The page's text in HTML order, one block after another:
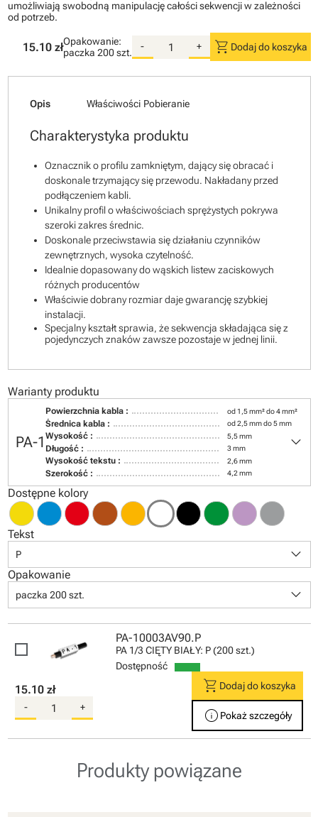
umożliwiają swobodną manipulację całości sekwencji w zależności
od potrzeb.
15.10 złOpakowanie:
paczka 200 szt.
- + shopping_cart Dodaj do koszyka
Opis Właściwości Pobieranie
Charakterystyka produktu
Oznacznik o profilu zamkniętym, dający się obracać i
doskonale trzymający się przewodu. Nakładany przed
podłączeniem kabli.
Unikalny profil o właściwościach sprężystych pokrywa
szeroki zakres średnic.
Doskonale przeciwstawia się działaniu czynników
zewnętrznych, wysoka czytelność.
Idealnie dopasowany do wąskich listew zaciskowych
różnych producentów
Właściwie dobrany rozmiar daje gwarancję szybkiej
instalacji.
Specjalny kształt sprawia, że sekwencja składająca się z
pojedynczych znaków zawsze pozostaje w jednej linii.
Warianty produktu
PA-1
Powierzchnia kabla : od 1,5 mm² do 4 mm²
Średnica kabla : od 2,5 mm do 5 mm
Wysokość : 5,5 mm
Długość : 3 mm
Wysokość tekstu : 2,6 mm
Szerokość : 4,2 mm
keyboard_arrow_down
Dostępne kolory
Tekst
P keyboard_arrow_down
Opakowanie
paczka 200 szt. keyboard_arrow_down
PA-10003AV90.P
PA 1/3 CIĘTY BIAŁY: P (200 szt.)
Dostępność
15.10 zł
- +
shopping_cart Dodaj do koszyka
info Pokaż szczegóły
Produkty powiązane